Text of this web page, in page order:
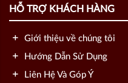
HỖ TRỢ KHÁCH HÀNG
Giới thiệu về chúng tôi
Hướng Dẫn Sử Dụng
Liên Hệ Và Góp Ý